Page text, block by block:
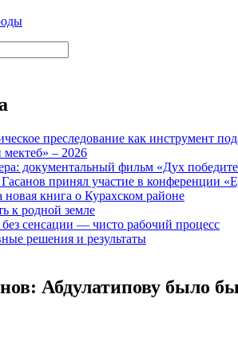
преследование как инструмент
мектеб» – 2026
документальный фильм «Дух
принял участие в конференции
новая книга о Курахском районе
к родной земле
сенсации — чисто рабочий процесс
решения и результаты
Абдулатипову было